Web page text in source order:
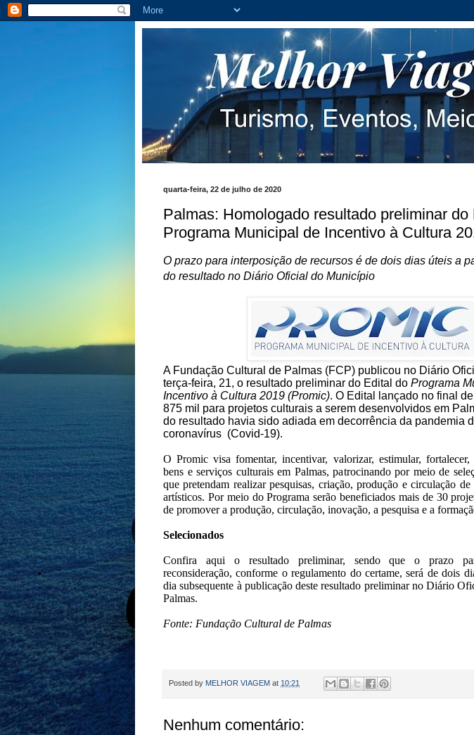
quarta-feira, 22 de julho de 2020
Palmas: Homologado resultado preliminar do
Programa Municipal de Incentivo à Cultura
O prazo para interposição de recursos é de dois dias úteis a
do resultado no Diário Oficial do Município
A Fundação Cultural de Palmas (FCP) publicou no Diário
terça-feira, 21, o resultado preliminar do Edital do Programa
Incentivo à Cultura 2019 (Promic). O Edital lançado no final
875 mil para projetos culturais a serem desenvolvidos em
do resultado havia sido adiada em decorrência da pandemia
coronavírus (Covid-19).
O Promic visa fomentar, incentivar, valorizar, estimular,
bens e serviços culturais em Palmas, patrocinando por meio de
que pretendam realizar pesquisas, criação, produção e circulação
artísticos. Por meio do Programa serão beneficiados mais de 30
de promover a produção, circulação, inovação, a pesquisa e a
Selecionados
Confira aqui o resultado preliminar, sendo que o prazo
reconsideração, conforme o regulamento do certame, será de dois
dia subsequente à publicação deste resultado preliminar no Diário
Palmas.
Fonte: Fundação Cultural de Palmas
Posted by MELHOR VIAGEM at 10:21
Nenhum comentário: